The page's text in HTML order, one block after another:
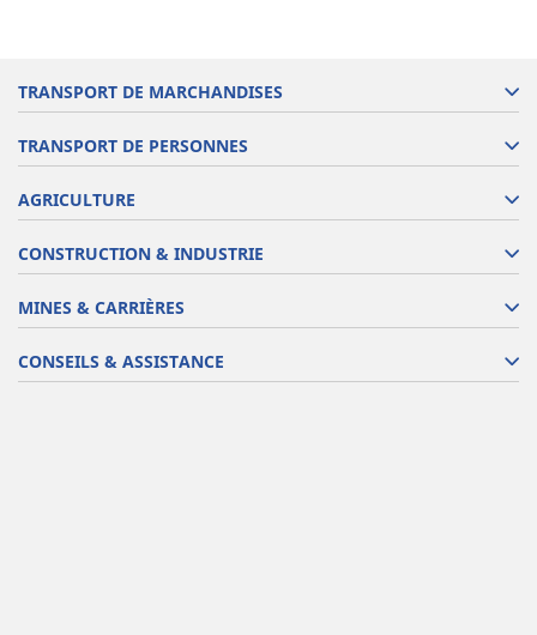
TRANSPORT DE MARCHANDISES
TRANSPORT DE PERSONNES
AGRICULTURE
CONSTRUCTION & INDUSTRIE
MINES & CARRIÈRES
CONSEILS & ASSISTANCE